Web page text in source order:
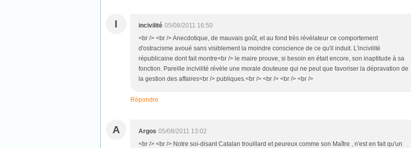
I incivilité 05/08/2011 16:50
<br /> <br /> Anecdotique, de mauvais goût, et au fond très révélateur ce comportement
d'ostracisme avoué sans visiblement la moindre conscience de ce qu'il induit. L'incivilité
républicaine dont fait montre<br /> le maire prouve, si besoin en était encore, son inaptitude à sa
fonction. Pareille incivilité révèle une morale douteuse qui ne peut que favoriser la dépravation de
la gestion des affaires<br /> publiques.<br /> <br /> <br /> <br />
Répondre
A Argos 05/08/2011 13:02
<br /> <br /> Notre soi-disant Catalan trouillard et peureux comme son Maître , n'est en fait qu'un